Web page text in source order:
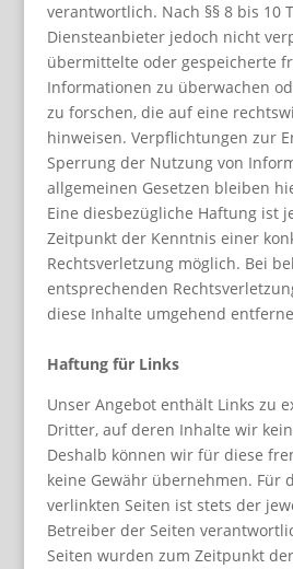
verantwortlich. Nach §§ 8 bis 10
Diensteanbieter jedoch nicht
übermittelte oder gespeicherte
Informationen zu überwachen
zu forschen, die auf eine
hinweisen. Verpflichtungen zur
Sperrung der Nutzung von
allgemeinen Gesetzen bleiben
Eine diesbezügliche Haftung ist
Zeitpunkt der Kenntnis einer
Rechtsverletzung möglich. Bei
entsprechenden
diese Inhalte umgehend
Haftung für Links
Unser Angebot enthält Links zu
Dritter, auf deren Inhalte wir
Deshalb können wir für diese
keine Gewähr übernehmen. Für
verlinkten Seiten ist stets der
Betreiber der Seiten
Seiten wurden zum Zeitpunkt